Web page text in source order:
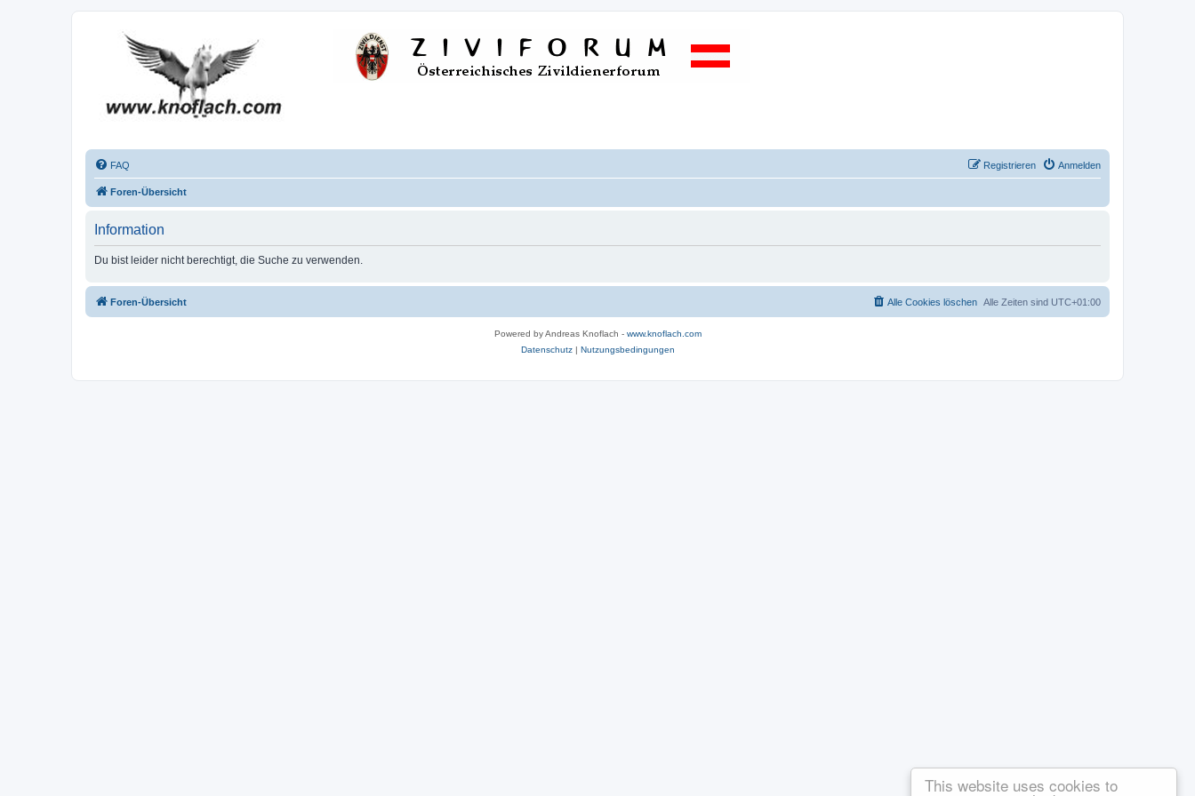
This website uses cookies to
FAQ Anmelden
Registrieren
Foren-Übersicht
Information
Du bist leider nicht berechtigt, die Suche zu verwenden.
Foren-Übersicht Alle Zeiten sind UTC+01:00
Alle Cookies löschen
Powered by Andreas Knoflach - www.knoflach.com
Datenschutz| Nutzungsbedingungen